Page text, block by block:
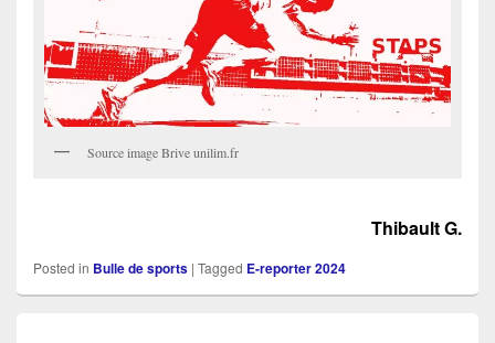
Source image Brive unilim.fr
Thibault G.
Posted in Bulle de sports | Tagged E-reporter 2024